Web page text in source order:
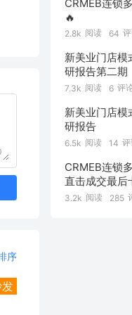
序
CRMEB连锁
🔥
2.8k 阅读 64
新美业门店模
研报告第二期
7.3k 阅读 6 评
新美业门店模
研报告
6.5k 阅读 14 评
CRMEB连锁
直击成交最后
单！
3.2k 阅读 285